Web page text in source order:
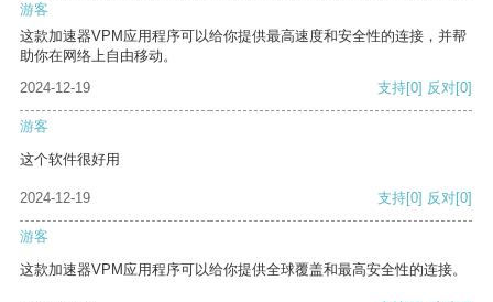
游客
这款加速器VPM应用程序可以给你提供最高速度和安全性的连接，并帮
助你在网络上自由移动。
2024-12-19
支持[0] 反对[0]
游客
这个软件很好用
2024-12-19 支持[0] 反对[0]
游客
这款加速器VPM应用程序可以给你提供全球覆盖和最高安全性的连接。